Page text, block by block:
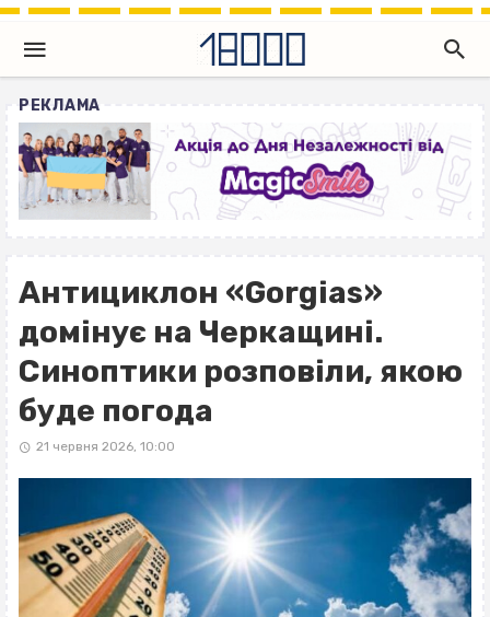
РЕКЛАМА
Антициклон «Gorgias»
домінує на Черкащині.
Синоптики розповіли, якою
буде погода
21 червня 2026, 10:00